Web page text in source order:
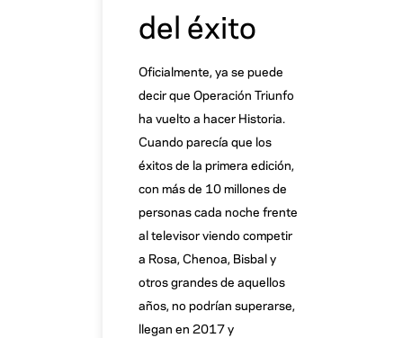
del éxito
Oficialmente, ya se puede
decir que Operación Triunfo
ha vuelto a hacer Historia.
Cuando parecía que los
éxitos de la primera edición,
con más de 10 millones de
personas cada noche frente
al televisor viendo competir
a Rosa, Chenoa, Bisbal y
otros grandes de aquellos
años, no podrían superarse,
llegan en 2017 y